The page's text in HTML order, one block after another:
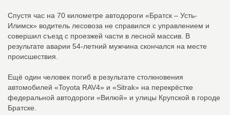
Спустя час на 70 километре автодороги «Братск – Усть-
Илимск» водитель лесовоза не справился с управлением и
совершил съезд с проезжей части в лесной массив. В
результате аварии 54-летний мужчина скончался на месте
происшествия.
Ещё один человек погиб в результате столкновения
автомобилей «Toyota RAV4» и «Sitrak» на перекрёстке
федеральной автодороги «Вилюй» и улицы Крупской в городе
Братске.